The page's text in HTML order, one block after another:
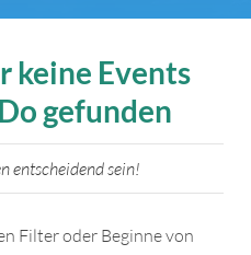
keine Events
gefunden
entscheidend sein!
Filter oder Beginne von